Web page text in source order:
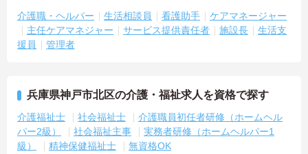
介護職・ヘルパー 生活相談員 看護助手
ケアマネージャー
主任ケアマネジャー
サービス提供責任者 施設長
生活支
援員
管理者
兵庫県神戸市北区の介護・福祉求人を資格で探す
介護福祉士 社会福祉士
介護職員初任者研修（ホームヘル
パー2級）
社会福祉主事
実務者研修（ホームヘルパー1
級）
精神保健福祉士 無資格OK